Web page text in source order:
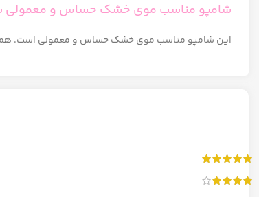
شامپو مناسب موی خشک حساس و معمولی
این شامپو مناسب موی خشک حساس و معمولی است.